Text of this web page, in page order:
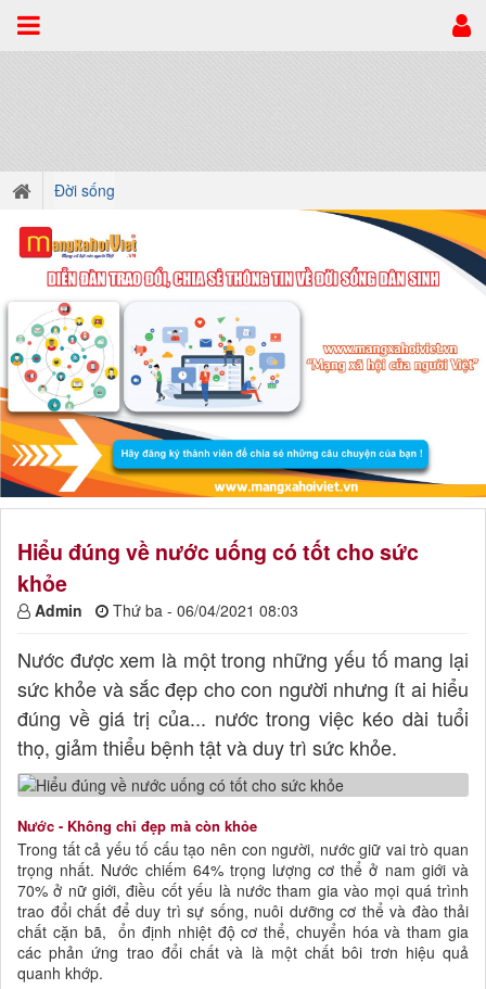
Đời sống
Hiểu đúng về nước uống có tốt cho sức
khỏe
Admin Thứ ba - 06/04/2021 08:03
Nước được xem là một trong những yếu tố mang lại
sức khỏe và sắc đẹp cho con người nhưng ít ai hiểu
đúng về giá trị của... nước trong việc kéo dài tuổi
thọ, giảm thiểu bệnh tật và duy trì sức khỏe.
Nước - Không chỉ đẹp mà còn khỏe
Trong tất cả yếu tố cấu tạo nên con người, nước giữ vai trò quan
trọng nhất. Nước chiếm 64% trọng lượng cơ thể ở nam giới và
70% ở nữ giới, điều cốt yếu là nước tham gia vào mọi quá trình
trao đổi chất để duy trì sự sống, nuôi dưỡng cơ thể và đào thải
chất cặn bã, ổn định nhiệt độ cơ thể, chuyển hóa và tham gia
các phản ứng trao đổi chất và là một chất bôi trơn hiệu quả
quanh khớp.